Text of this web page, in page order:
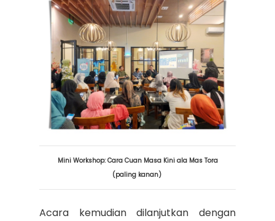
Mini Workshop: Cara Cuan Masa Kini ala Mas Tora
(paling kanan)
Acara kemudian dilanjutkan dengan